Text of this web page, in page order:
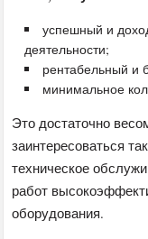
успешный и
деятельности;
рентабельный и
минимальное
Это достаточно
заинтересоваться
техническое
работ
оборудования.